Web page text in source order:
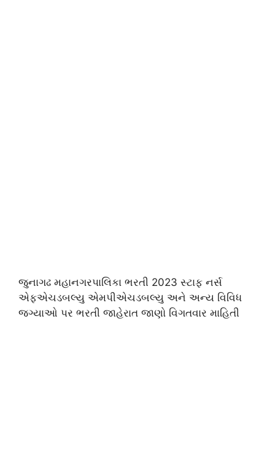
જુનાગઢ મહાનગરપાલિકા ભરતી 2023 સ્ટાફ નર્સ
એફએચડબલ્યુ એમપીએચડબલ્યુ અને અન્ય વિવિધ
જગ્યાઓ પર ભરતી જાહેરાત જાણો વિગતવાર માહિતી